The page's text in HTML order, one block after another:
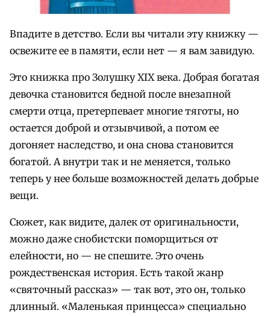
Впадите в детство. Если вы читали эту книжку —
освежите ее в памяти, если нет — я вам завидую.
Это книжка про Золушку XIX века. Добрая богатая
девочка становится бедной после внезапной
смерти отца, претерпевает многие тяготы, но
остается доброй и отзывчивой, а потом ее
догоняет наследство, и она снова становится
богатой. А внутри так и не меняется, только
теперь у нее больше возможностей делать добрые
вещи.
Сюжет, как видите, далек от оригинальности,
можно даже снобистски поморщиться от
елейности, но — не спешите. Это очень
рождественская история. Есть такой жанр
«святочный рассказ» — так вот, это он, только
длинный. «Маленькая принцесса» специально